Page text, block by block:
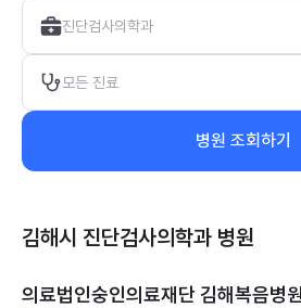
진단검사의학과
모든 진료
병원 조회하기
김해시 진단검사의학과 병원
의료법인숭인의료재단 김해복음병원